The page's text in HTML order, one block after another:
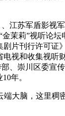
江苏军盾影视
茉莉”视听论
片刊行许可证
视和收集视听
、崇川区委宣
年。
大脑，这里稠